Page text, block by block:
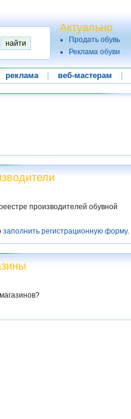
Актуально
Продать обувь
Реклама обуви
реклама веб-мастерам
производителей обувной
заполнить регистрационную форму.